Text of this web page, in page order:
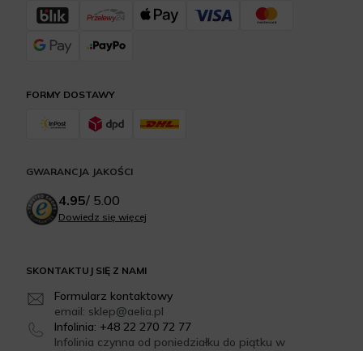
SKONTAKTUJ SIĘ Z NAMI
Formularz kontaktowy
email: sklep@aelia.pl
Infolinia: +48 22 270 72 77
Infolinia czynna od poniedziałku do piątku w
FORMY DOSTAWY
GWARANCJA JAKOŚCI
4.95/ 5.00
Dowiedz się więcej